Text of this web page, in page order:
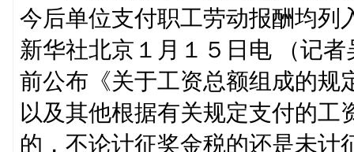
今后单位支付职工劳动报酬均列
新华社北京１月１５日电 （记
前公布《关于工资总额组成的规
以及其他根据有关规定支付的
的，不论计征奖金税的还是未计